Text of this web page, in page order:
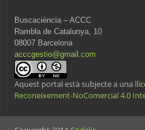
Buscaciència – ACCC
Rambla de Catalunya, 10
08007 Barcelona
acccgestio@gmail.com
Aquest portal està subjecte a una
Reconeixement-NoComercial 4.0